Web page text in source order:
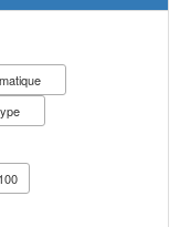
100